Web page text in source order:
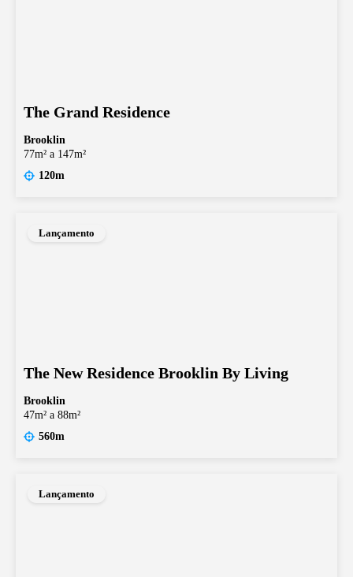
The Grand Residence
Brooklin
77m² a 147m²
120m
Lançamento
The New Residence Brooklin By Living
Brooklin
47m² a 88m²
560m
Lançamento